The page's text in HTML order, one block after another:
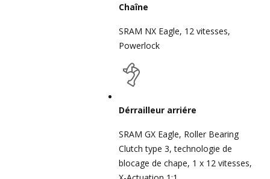
Chaîne
SRAM NX Eagle, 12 vitesses,
Powerlock
Dérrailleur arriére
SRAM GX Eagle, Roller Bearing
Clutch type 3, technologie de
blocage de chape, 1 x 12 vitesses,